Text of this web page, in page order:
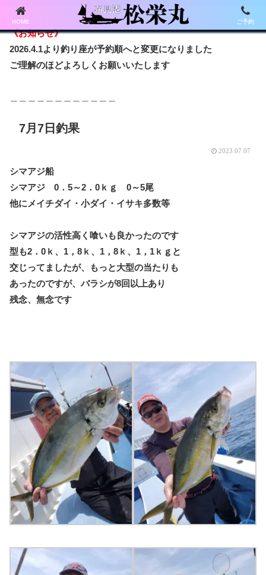
《お知らせ》
2026.4.1より釣り座が予約順へと変更になりました
ご理解のほどよろしくお願いいたします
7月7日釣果
2023.07.07
シマアジ船
シマアジ 0．5～2．0ｋｇ 0～5尾
他にメイチダイ・小ダイ・イサキ多数等
シマアジの活性高く喰いも良かったのです
型も2．0ｋ、1，8ｋ、1，8ｋ、1，1ｋｇと
交じってましたが、もっと大型の当たりも
あったのですが、バラシが8回以上あり
残念、無念です
HOME ご予約